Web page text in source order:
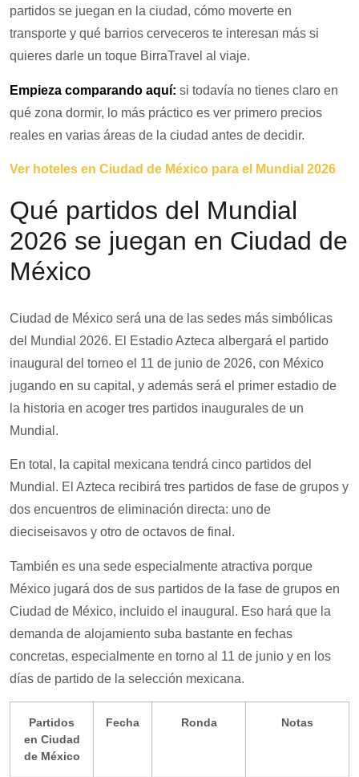
partidos se juegan en la ciudad, cómo moverte en
transporte y qué barrios cerveceros te interesan más si
quieres darle un toque BirraTravel al viaje.
Empieza comparando aquí: si todavía no tienes claro en
qué zona dormir, lo más práctico es ver primero precios
reales en varias áreas de la ciudad antes de decidir.
Ver hoteles en Ciudad de México para el Mundial 2026
Qué partidos del Mundial
2026 se juegan en Ciudad de
México
Ciudad de México será una de las sedes más simbólicas
del Mundial 2026. El Estadio Azteca albergará el partido
inaugural del torneo el 11 de junio de 2026, con México
jugando en su capital, y además será el primer estadio de
la historia en acoger tres partidos inaugurales de un
Mundial.
En total, la capital mexicana tendrá cinco partidos del
Mundial. El Azteca recibirá tres partidos de fase de grupos y
dos encuentros de eliminación directa: uno de
dieciseisavos y otro de octavos de final.
También es una sede especialmente atractiva porque
México jugará dos de sus partidos de la fase de grupos en
Ciudad de México, incluido el inaugural. Eso hará que la
demanda de alojamiento suba bastante en fechas
concretas, especialmente en torno al 11 de junio y en los
días de partido de la selección mexicana.
Partidos
en Ciudad
de México
Fecha Ronda Notas